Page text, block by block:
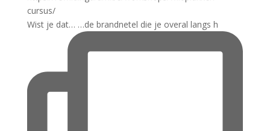
Wist je dat… …de brandnetel die je overal langs h